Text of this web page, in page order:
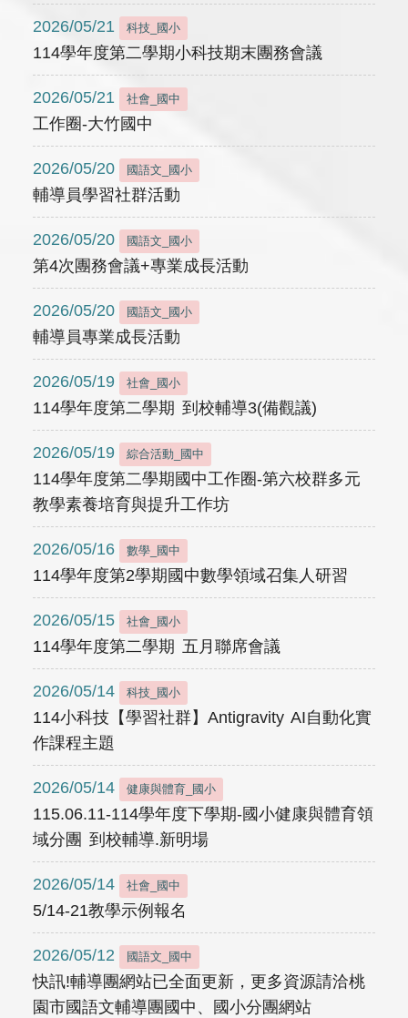
2026/05/21 科技_國小
114學年度第二學期小科技期末團務會議
2026/05/21 社會_國中
工作圈-大竹國中
2026/05/20 國語文_國小
輔導員學習社群活動
2026/05/20 國語文_國小
第4次團務會議+專業成長活動
2026/05/20 國語文_國小
輔導員專業成長活動
2026/05/19 社會_國小
114學年度第二學期 到校輔導3(備觀議)
2026/05/19 綜合活動_國中
114學年度第二學期國中工作圈-第六校群多元
教學素養培育與提升工作坊
2026/05/16 數學_國中
114學年度第2學期國中數學領域召集人研習
2026/05/15 社會_國小
114學年度第二學期 五月聯席會議
2026/05/14 科技_國小
114小科技【學習社群】Antigravity AI自動化實
作課程主題
2026/05/14 健康與體育_國小
115.06.11-114學年度下學期-國小健康與體育領
域分團 到校輔導.新明場
2026/05/14 社會_國中
5/14-21教學示例報名
2026/05/12 國語文_國中
快訊!輔導團網站已全面更新，更多資源請洽桃
園市國語文輔導團國中、國小分團網站